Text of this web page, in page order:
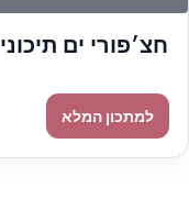
חצ׳פורי ים תיכוני